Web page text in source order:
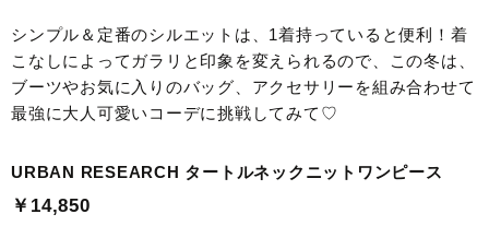
シンプル＆定番のシルエットは、1着持っていると便利！着
こなしによってガラリと印象を変えられるので、この冬は、
ブーツやお気に入りのバッグ、アクセサリーを組み合わせて
最強に大人可愛いコーデに挑戦してみて♡
URBAN RESEARCH タートルネックニットワンピース
￥14,850